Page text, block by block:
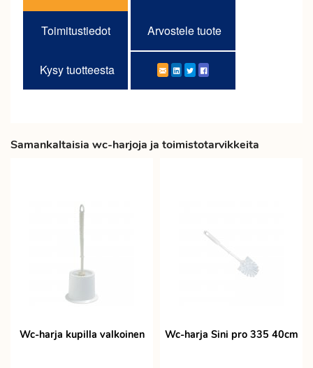
Toimitustiedot Arvostele tuote
Kysy tuotteesta
Samankaltaisia wc-harjoja ja toimistotarvikkeita
Wc-harja kupilla valkoinen Wc-harja Sini pro 335 40cm